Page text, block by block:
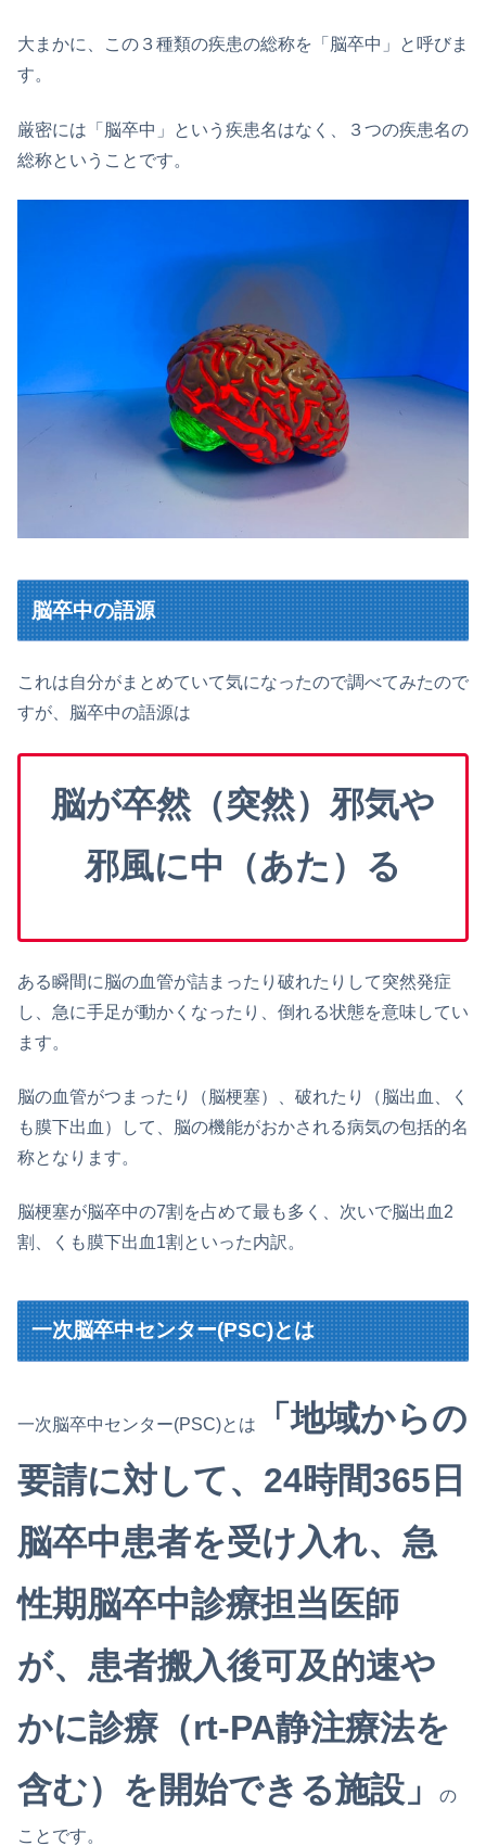
大まかに、この３種類の疾患の総称を「脳卒中」と呼びま
す。
厳密には「脳卒中」という疾患名はなく、３つの疾患名の
総称ということです。
脳卒中の語源
これは自分がまとめていて気になったので調べてみたので
すが、脳卒中の語源は
脳が卒然（突然）邪気や
邪風に中（あた）る
ある瞬間に脳の血管が詰まったり破れたりして突然発症
し、急に手足が動かくなったり、倒れる状態を意味してい
ます。
脳の血管がつまったり（脳梗塞）、破れたり（脳出血、く
も膜下出血）して、脳の機能がおかされる病気の包括的名
称となります。
脳梗塞が脳卒中の7割を占めて最も多く、次いで脳出血2
割、くも膜下出血1割といった内訳。
一次脳卒中センター(PSC)とは
一次脳卒中センター(PSC)とは
「地域からの
要請に対して、24時間365日
脳卒中患者を受け入れ、急
性期脳卒中診療担当医師
が、患者搬入後可及的速や
かに診療（rt-PA静注療法を
含む）を開始できる施設」
の
ことです。